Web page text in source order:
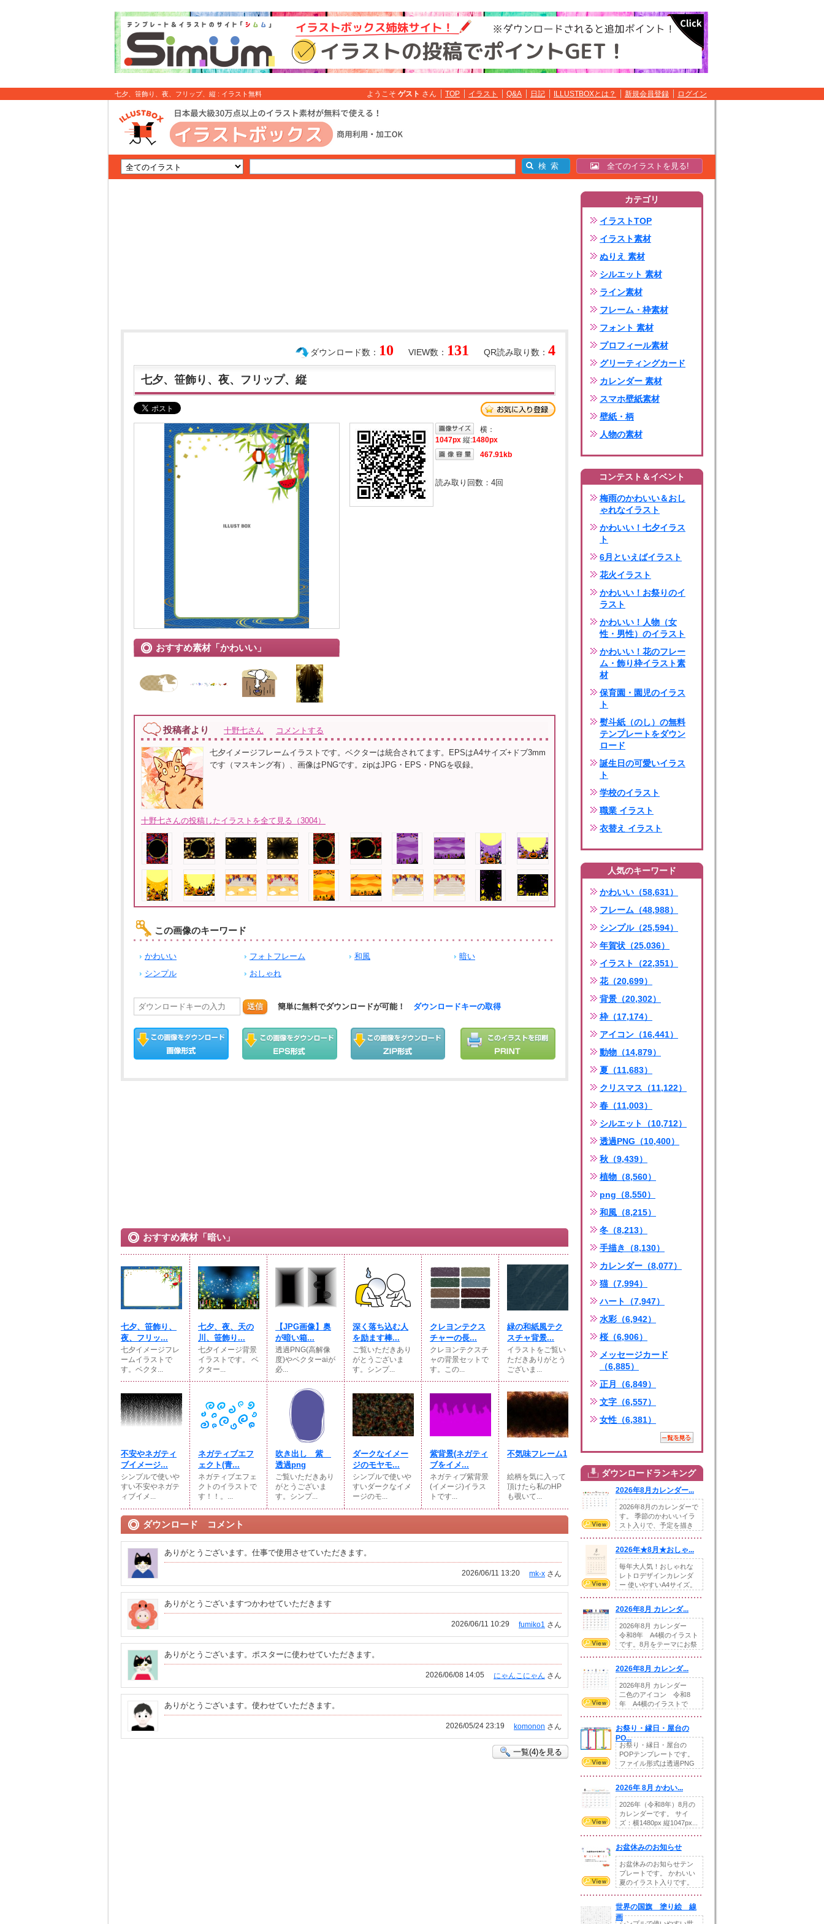
七夕、笹飾り、夜、フリップ、縦 : イラスト無料 ようこそ ゲスト さん TOP イラスト Q&A 日記 ILLUSTBOXとは？ 新規会員登録 ログイン
全てのイラストを見る!
QR読み取り数： 4
VIEW数： 131
ダウンロード数： 10
七夕、笹飾り、夜、フリップ、縦
おすすめ素材「かわいい」
横：
1047px 縦:1480px
467.91kb
読み取り回数： 4回
投稿者より 十野七さん コメントする
七夕イメージフレームイラストです。ベクターは統合されてます。EPSはA4サイズ+ドブ3mm
です（マスキング有）、画像はPNGです。zipはJPG・EPS・PNGを収録。
十野七さんの投稿したイラストを全て見る（3004）
この画像のキーワード
かわいい フォトフレーム 和風
暗い
シンプル
おしゃれ
送信 簡単に無料でダウンロードが可能！ ダウンロードキーの取得
おすすめ素材「暗い」
七夕、笹飾り、
夜、フリッ...
七夕イメージフレ
ームイラストで
す。ベクタ...
七夕、夜、天の
川、笹飾り...
七夕イメージ背景
イラストです。 ベ
クター...
【JPG画像】奥
が暗い箱...
透過PNG(高解像
度)やベクターaiが
必...
深く落ち込む人
を励ます棒...
ご覧いただきあり
がとうございま
す。シンプ...
クレヨンテクス
チャーの長...
クレヨンテクスチ
ャの背景セットで
す。この...
緑の和紙風テク
スチャ背景...
イラストをご覧い
ただきありがとう
ございま...
不安やネガティ
ブイメージ...
シンプルで使いや
すい不安やネガテ
ィブイメ...
ネガティブエフ
ェクト(青...
ネガティブエフェ
クトのイラストで
す！！。...
吹き出し 紫
透過png
ご覧いただきあり
がとうございま
す。シンプ...
ダークなイメー
ジのモヤモ...
シンプルで使いや
すいダークなイメ
ージのモ...
紫背景(ネガティ
ブをイメ...
ネガティブ紫背景
(イメージ)イラス
トです...
不気味フレーム1
絵柄を気に入って
頂けたら私のHP
も覗いて...
ダウンロード コメント
ありがとうございます。仕事で使用させていただきます。
mk-x さん
2026/06/11 13:20
ありがとうございますつかわせていただきます
fumiko1 さん
2026/06/11 10:29
ありがとうございます。ポスターに使わせていただきます。
にゃんこにゃん さん
2026/06/08 14:05
ありがとうございます。使わせていただきます。
komonon さん
2026/05/24 23:19
一覧(4)を見る
カテゴリ
イラストTOP
イラスト素材
ぬりえ 素材
シルエット 素材
ライン素材
フレーム・枠素材
フォント 素材
プロフィール素材
グリーティングカード
カレンダー 素材
スマホ壁紙素材
壁紙・柄
人物の素材
コンテスト＆イベント
梅雨のかわいい＆おし
ゃれなイラスト
かわいい！七夕イラス
ト
6月といえばイラスト
花火イラスト
かわいい！お祭りのイ
ラスト
かわいい！人物（女
性・男性）のイラスト
かわいい！花のフレー
ム・飾り枠イラスト素
材
保育園・園児のイラス
ト
熨斗紙（のし）の無料
テンプレートをダウン
ロード
誕生日の可愛いイラス
ト
学校のイラスト
職業 イラスト
衣替え イラスト
人気のキーワード
かわいい（58,631）
フレーム（48,988）
シンプル（25,594）
年賀状（25,036）
イラスト（22,351）
花（20,699）
背景（20,302）
枠（17,174）
アイコン（16,441）
動物（14,879）
夏（11,683）
クリスマス（11,122）
春（11,003）
シルエット（10,712）
透過PNG（10,400）
秋（9,439）
植物（8,560）
png（8,550）
和風（8,215）
冬（8,213）
手描き（8,130）
カレンダー（8,077）
猫（7,994）
ハート（7,947）
水彩（6,942）
桜（6,906）
メッセージカード
（6,885）
正月（6,849）
文字（6,557）
女性（6,381）
ダウンロードランキング
2026年8月カレンダー...
2026年8月のカレンダーで
す。 季節のかわいいイラ
スト入りで、予定を描き
2026年★8月★おしゃ...
毎年大人気！おしゃれな
レトロデザインカレンダ
ー 使いやすいA4サイズ。
2026年8月 カレンダ...
2026年8月 カレンダー
令和8年 A4横のイラスト
です。8月をテーマにお祭
2026年8月 カレンダ...
2026年8月 カレンダー
二色のアイコン 令和8
年 A4横のイラストで
お祭り・縁日・屋台の
PO...
お祭り・縁日・屋台の
POPテンプレートです。
ファイル形式は透過PNG
2026年 8月 かわい...
2026年（令和8年）8月の
カレンダーです。 サイ
ズ：横1480px 縦1047px...
お盆休みのお知らせ
お盆休みのお知らせテン
プレートです。 かわいい
夏のイラスト入りです。
世界の国旗 塗り絵 線
画